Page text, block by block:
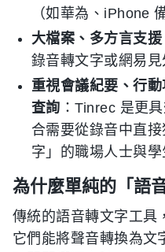
（如華為、iPhone
大檔案、多方言支
錄音轉文字或網易見
重視會議紀要、行
查詢 ：Tinrec 是更
合需要從錄音中直
字」的職場人士與學
為什麼單純的「語
傳統的語音轉文字工具
它們能將聲音轉換為文